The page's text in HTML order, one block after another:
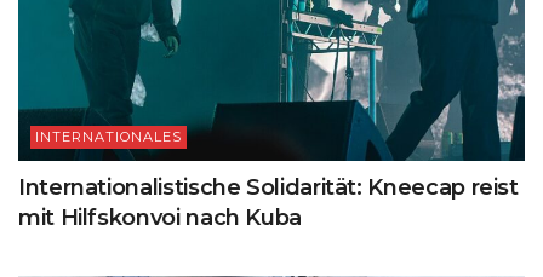
INTERNATIONALES
Internationalistische Solidarität: Kneecap reist
mit Hilfskonvoi nach Kuba